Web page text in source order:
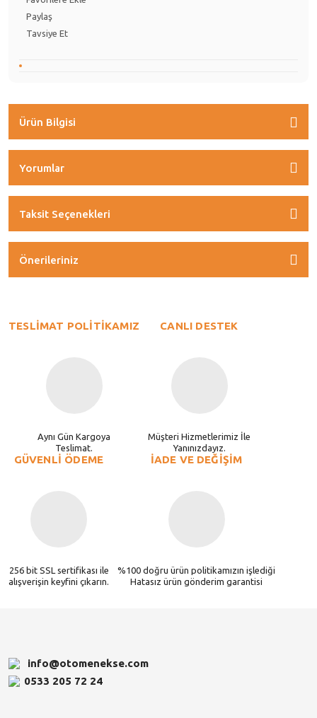
Paylaş
Tavsiye Et
Ürün Bilgisi
Yorumlar
Taksit Seçenekleri
Önerileriniz
TESLİMAT POLİTİKAMIZ
Aynı Gün Kargoya
Teslimat.
CANLI DESTEK
Müşteri Hizmetlerimiz İle
Yanınızdayız.
GÜVENLİ ÖDEME
256 bit SSL sertifikası ile
alışverişin keyfini çıkarın.
İADE VE DEĞİŞİM
%100 doğru ürün politikamızın işlediği
Hatasız ürün gönderim garantisi
info@otomenekse.com
0533 205 72 24